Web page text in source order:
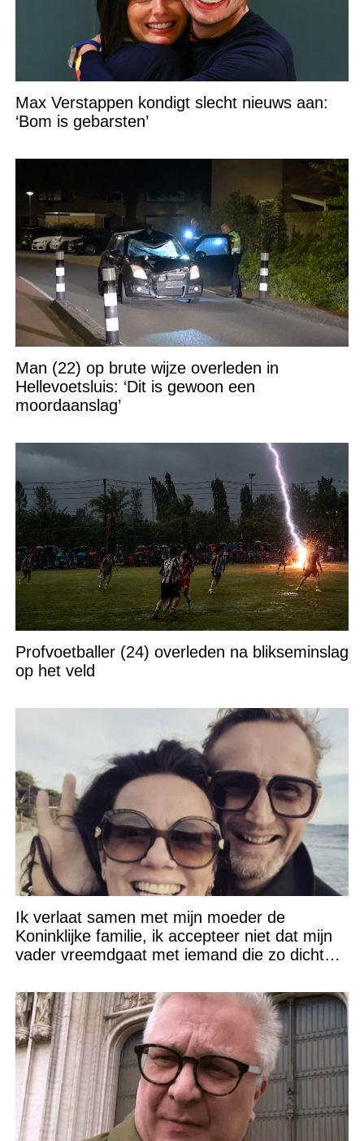
Max Verstappen kondigt slecht nieuws aan:
‘Bom is gebarsten’
Man (22) op brute wijze overleden in
Hellevoetsluis: ‘Dit is gewoon een
moordaanslag’
Profvoetballer (24) overleden na blikseminslag
op het veld
Ik verlaat samen met mijn moeder de
Koninklijke familie, ik accepteer niet dat mijn
vader vreemdgaat met iemand die zo dichtbij